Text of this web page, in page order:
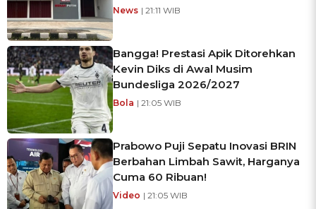
News | 21:11 WIB
Bangga! Prestasi Apik Ditorehkan
Kevin Diks di Awal Musim
Bundesliga 2026/2027
Bola | 21:05 WIB
Prabowo Puji Sepatu Inovasi BRIN
Berbahan Limbah Sawit, Harganya
Cuma 60 Ribuan!
Video | 21:05 WIB